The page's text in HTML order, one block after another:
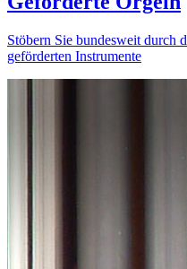
Stöbern Sie bundesweit durch
geförderten Instrumente